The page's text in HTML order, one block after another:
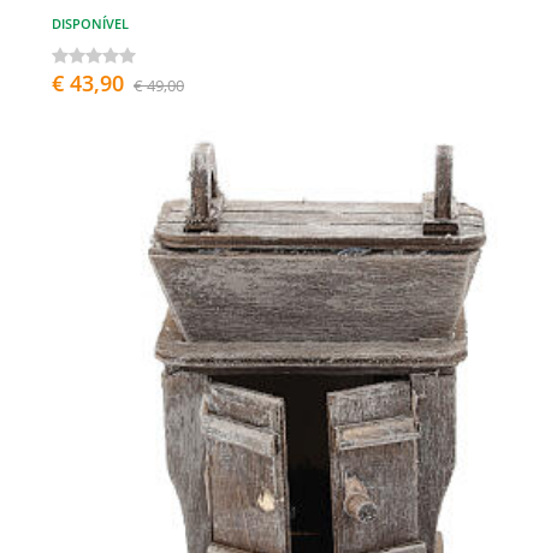
DISPONÍVEL
€ 43,90 € 49,00